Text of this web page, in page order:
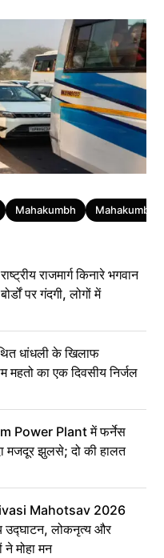
Mahakumbh Mahakumbh
राजमार्ग किनारे भगवान
पर गंदगी, लोगों में
धांधली के खिलाफ
का एक दिवसीय निर्जल
Power Plant में फर्नेस
मजदूर झुलसे; दो की हालत
Mahotsav 2026
उद्घाटन, लोकनृत्य और
ने मोहा मन